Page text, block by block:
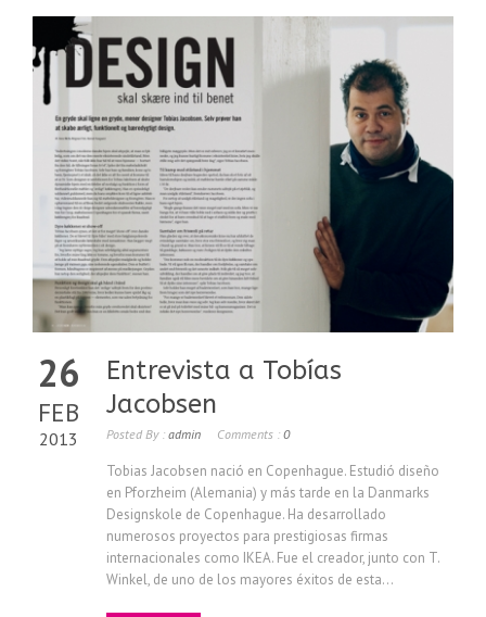
26
FEB
2013
Entrevista a Tobías
Jacobsen
Posted By : admin Comments : 0
Tobias Jacobsen nació en Copenhague. Estudió diseño
en Pforzheim (Alemania) y más tarde en la Danmarks
Designskole de Copenhague. Ha desarrollado
numerosos proyectos para prestigiosas firmas
internacionales como IKEA. Fue el creador, junto con T.
Winkel, de uno de los mayores éxitos de esta...